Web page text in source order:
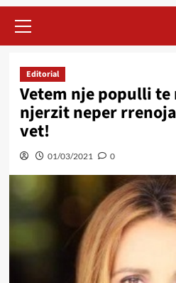
Menu
Editorial
Vetem nje populli
njerzit neper
vet!
01/03/2021 0